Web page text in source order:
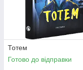
Тотем
Готово до відправки